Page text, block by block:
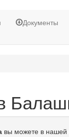
Документы
вы можете в нашей